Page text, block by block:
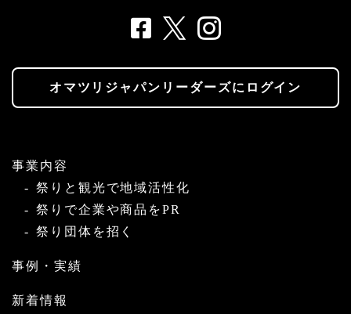
オマツリジャパンリーダーズにログイン
事業内容
祭りと観光で地域活性化
祭りで企業や商品をPR
祭り団体を招く
事例・実績
新着情報